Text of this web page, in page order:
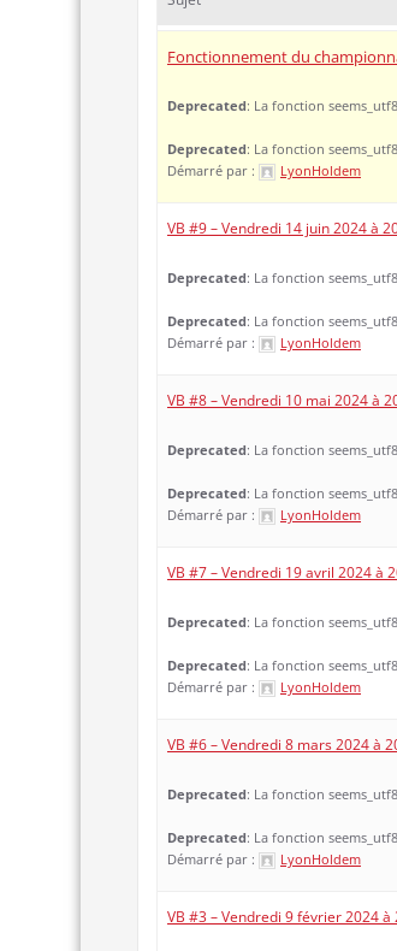
Fonctionnement du
Deprecated: La fonction
Deprecated: La fonction
Démarré par :
LyonHoldem
VB #9 – Vendredi 14 juin 2024 à
Deprecated: La fonction
Deprecated: La fonction
Démarré par :
LyonHoldem
VB #8 – Vendredi 10 mai 2024 à
Deprecated: La fonction
Deprecated: La fonction
Démarré par :
LyonHoldem
VB #7 – Vendredi 19 avril 2024 à
Deprecated: La fonction
Deprecated: La fonction
Démarré par :
LyonHoldem
VB #6 – Vendredi 8 mars 2024 à
Deprecated: La fonction
Deprecated: La fonction
Démarré par :
LyonHoldem
VB #3 – Vendredi 9 février 2024 à